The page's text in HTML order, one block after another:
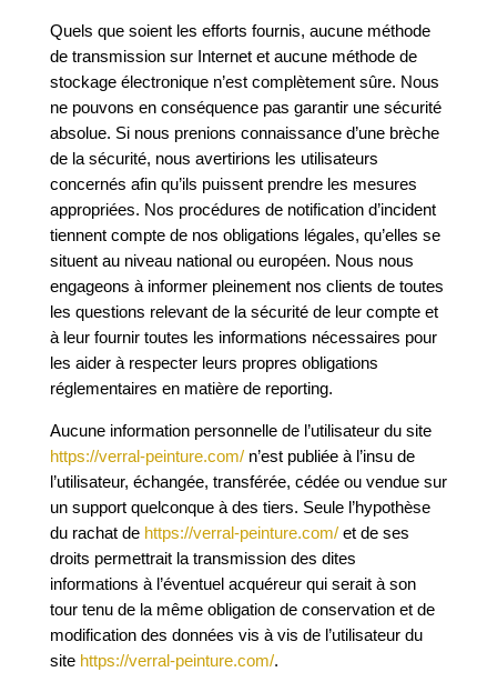
Quels que soient les efforts fournis, aucune méthode
de transmission sur Internet et aucune méthode de
stockage électronique n’est complètement sûre. Nous
ne pouvons en conséquence pas garantir une sécurité
absolue. Si nous prenions connaissance d’une brèche
de la sécurité, nous avertirions les utilisateurs
concernés afin qu’ils puissent prendre les mesures
appropriées. Nos procédures de notification d’incident
tiennent compte de nos obligations légales, qu’elles se
situent au niveau national ou européen. Nous nous
engageons à informer pleinement nos clients de toutes
les questions relevant de la sécurité de leur compte et
à leur fournir toutes les informations nécessaires pour
les aider à respecter leurs propres obligations
réglementaires en matière de reporting.
Aucune information personnelle de l’utilisateur du site
https://verral-peinture.com/n’est publiée à l’insu de
l’utilisateur, échangée, transférée, cédée ou vendue sur
un support quelconque à des tiers. Seule l’hypothèse
du rachat de https://verral-peinture.com/et de ses
droits permettrait la transmission des dites
informations à l’éventuel acquéreur qui serait à son
tour tenu de la même obligation de conservation et de
modification des données vis à vis de l’utilisateur du
site https://verral-peinture.com/.